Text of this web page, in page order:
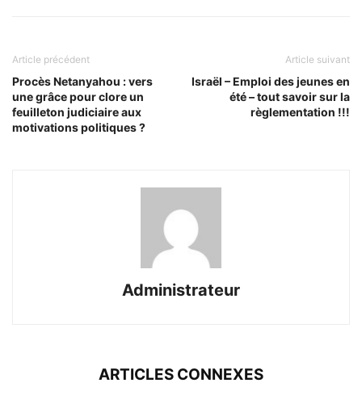
Article précédent
Procès Netanyahou : vers
une grâce pour clore un
feuilleton judiciaire aux
motivations politiques ?
Article suivant
Israël – Emploi des jeunes en
été – tout savoir sur la
règlementation !!!
Administrateur
ARTICLES CONNEXES